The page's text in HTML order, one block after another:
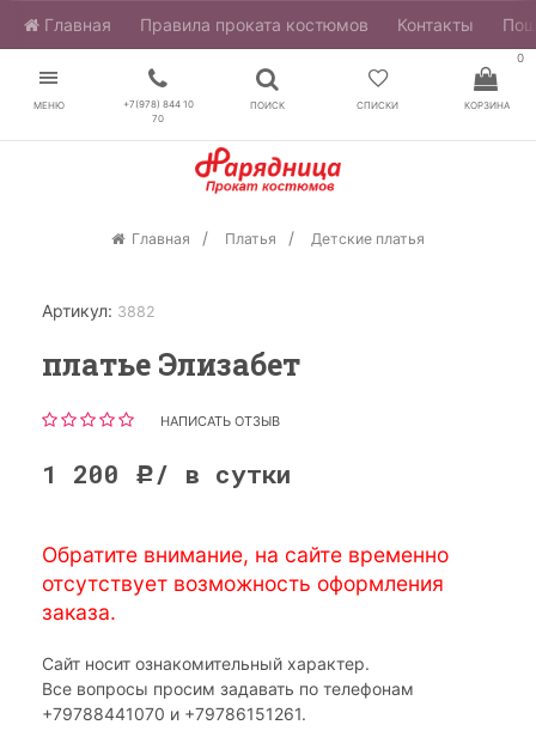
Главная ​Правила проката костюмов Контакты
МЕНЮ
+7(978) 844 10
70
ПОИСК СПИСКИ
0
КОРЗИНА
Главная Платья Детские платья
Артикул: 3882
платье Элизабет
НАПИСАТЬ ОТЗЫВ
1 200 Р / в сутки
Обратите внимание, на сайте временно
отсутствует возможность оформления
заказа.
Сайт носит ознакомительный характер.
Все вопросы просим задавать по телефонам
‎+79788441070 и ‎+79786151261.